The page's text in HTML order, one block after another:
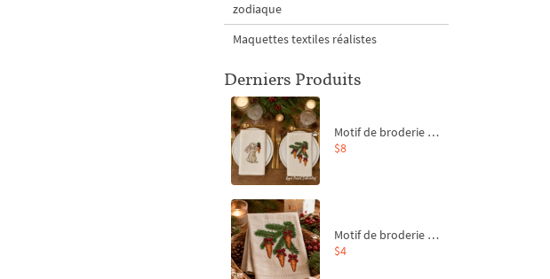
zodiaque
Maquettes textiles réalistes
Derniers Produits
Motif de broderie machine Branche de sapin et carottes - 4 tailles
$8
Motif de broderie machine Branche de sapin et carottes - 4 tailles
$4